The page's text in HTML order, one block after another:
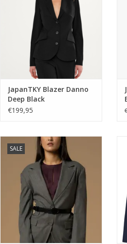
JapanTKY Blazer Danno
Deep Black
€199,95
SALE
Kocca Colber Emmanuel Ruit
Grijs Bordeaux
TOEVOEGEN AAN WINKELWAGEN